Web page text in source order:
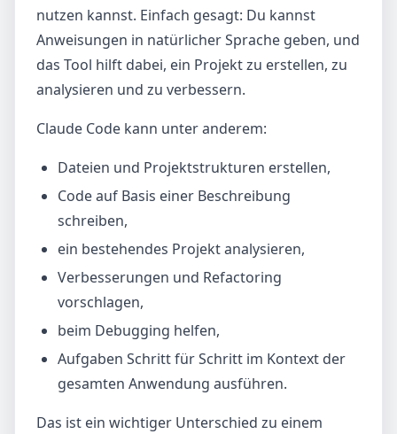
nutzen kannst. Einfach gesagt: Du kannst
Anweisungen in natürlicher Sprache geben, und
das Tool hilft dabei, ein Projekt zu erstellen, zu
analysieren und zu verbessern.
Claude Code kann unter anderem:
Dateien und Projektstrukturen erstellen,
Code auf Basis einer Beschreibung
schreiben,
ein bestehendes Projekt analysieren,
Verbesserungen und Refactoring
vorschlagen,
beim Debugging helfen,
Aufgaben Schritt für Schritt im Kontext der
gesamten Anwendung ausführen.
Das ist ein wichtiger Unterschied zu einem